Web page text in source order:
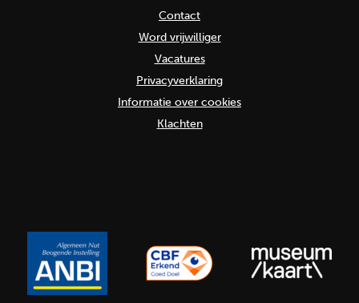
Contact
Word vrijwilliger
Vacatures
Privacyverklaring
Informatie over cookies
Klachten